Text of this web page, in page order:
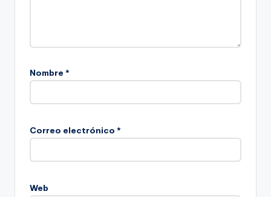
Nombre *
Correo electrónico *
Web